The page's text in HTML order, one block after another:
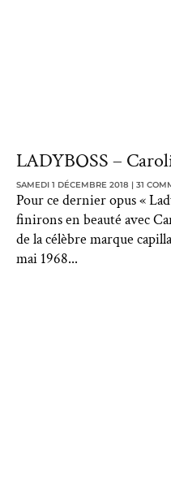
LADYBOSS –
SAMEDI 1 DÉCEMBRE 2018 31
Pour ce dernier opus «
finirons en beauté avec
de la célèbre marque
mai 1968